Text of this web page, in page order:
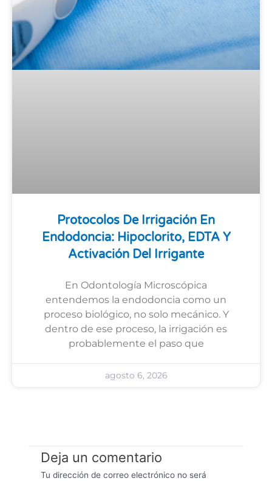
Protocolos De Irrigación En
Endodoncia: Hipoclorito, EDTA Y
Activación Del Irrigante
En Odontología Microscópica
entendemos la endodoncia como un
proceso biológico, no solo mecánico. Y
dentro de ese proceso, la irrigación es
probablemente el paso que
agosto 6, 2026
Deja un comentario
Tu dirección de correo electrónico no será